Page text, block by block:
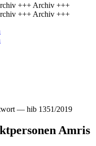
+++ Archiv +++
+++ Archiv +++
— hib 1351/2019
Amris